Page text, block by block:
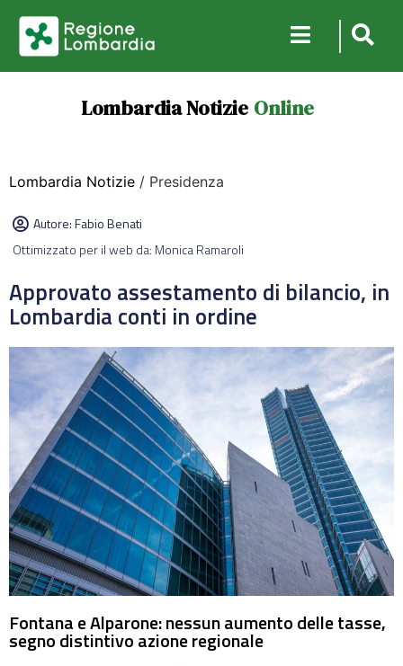
Lombardia Notizie Online
Lombardia Notizie / Presidenza
Autore:Fabio Benati
Ottimizzato per il web da: Monica Ramaroli
Approvato assestamento di bilancio, in
Lombardia conti in ordine
Fontana e Alparone: nessun aumento delle tasse,
segno distintivo azione regionale